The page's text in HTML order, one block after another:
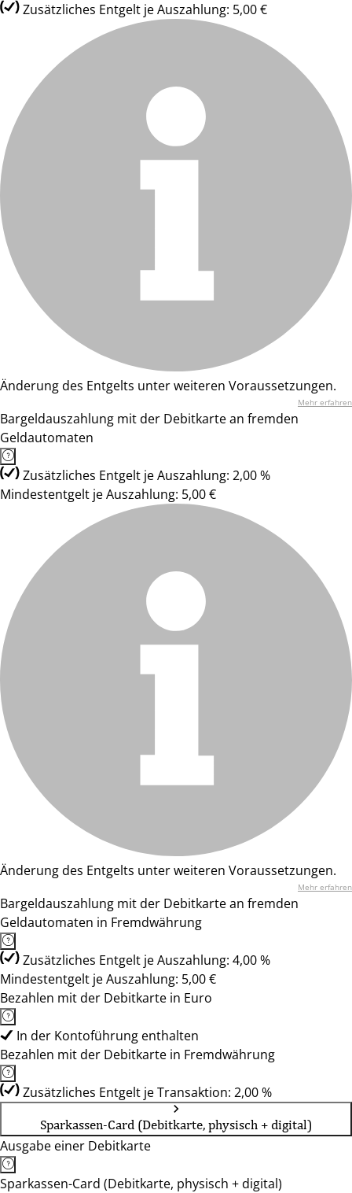
Zusätzliches Entgelt je Auszahlung: 5,00 €
Änderung des Entgelts unter weiteren Voraussetzungen.
Mehr erfahren
Bargeldauszahlung mit der Debitkarte an fremden
Geldautomaten
Zusätzliches Entgelt je Auszahlung: 2,00 %
Mindestentgelt je Auszahlung: 5,00 €
Änderung des Entgelts unter weiteren Voraussetzungen.
Mehr erfahren
Bargeldauszahlung mit der Debitkarte an fremden
Geldautomaten in Fremdwährung
Zusätzliches Entgelt je Auszahlung: 4,00 %
Mindestentgelt je Auszahlung: 5,00 €
Bezahlen mit der Debitkarte in Euro
In der Kontoführung enthalten
Bezahlen mit der Debitkarte in Fremdwährung
Zusätzliches Entgelt je Transaktion: 2,00 %
Sparkassen-Card (Debitkarte, physisch + digital)
Ausgabe einer Debitkarte
Sparkassen-Card (Debitkarte, physisch + digital)